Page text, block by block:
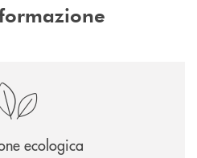
ecologica